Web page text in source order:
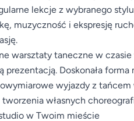
lekcje z wybranego
muzyczność i ekspresję
warsztaty taneczne w
Doskonała
wyjazdy z
własnych
w Twoim mieście